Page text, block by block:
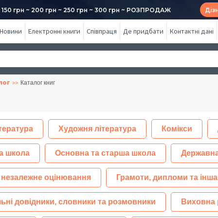
грн ~ 200 грн ~ 250 грн ~ 300 грн ~ РОЗПРОДАЖ
Новини Електронні книги Співпраця Де придбати Контактні дані
Каталог книг
Художня література Комікси
школа Основна та старша школа
оцінювання Грамоти, дипломи та
довідники, словники та розмовники Виховна